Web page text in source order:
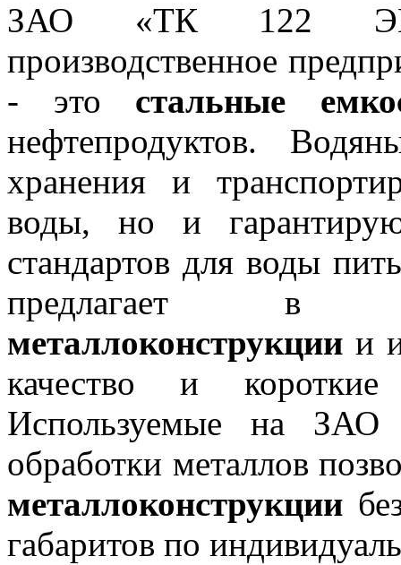
ЗАО «ТК 122
производственное
- это стальные
нефтепродуктов.
хранения и
воды, но и
стандартов для воды
предлагает в
металлоконструкции и
качество и
Используемые на
обработки металлов
металлоконструкции
габаритов по